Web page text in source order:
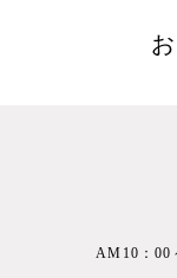
AM10：00